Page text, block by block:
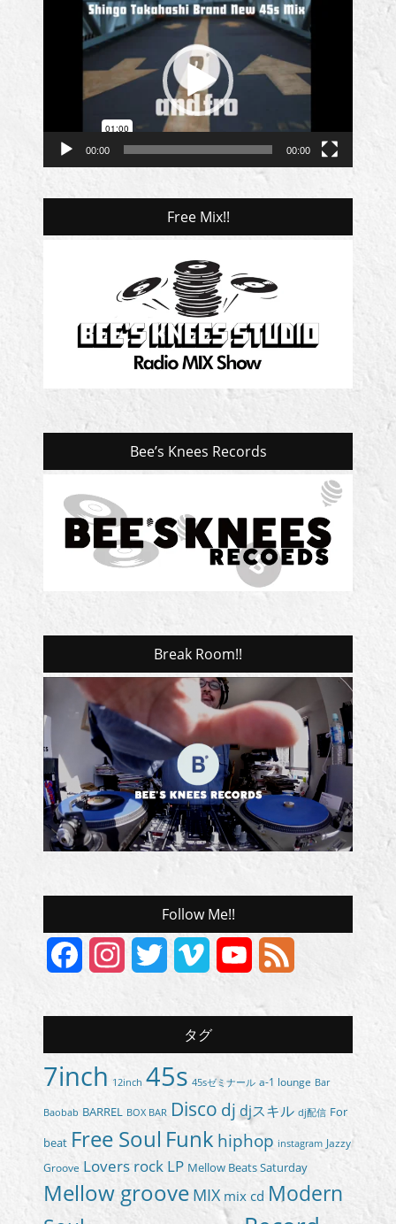
00:00 00:00
Free Mix!!
Bee’s Knees Records
Break Room!!
Follow Me!!
FacebookInstagram
Twitter Vimeo
YouTube
タグ
7inch 12inch 45s 45sゼミナール a-1 lounge Bar
Baobab BARREL BOX BAR Disco dj djスキル dj配信 For
beat Free Soul Funk hiphop instagram Jazzy
Groove Lovers rock LP Mellow Beats Saturday
Mellow groove MIX mix cd Modern